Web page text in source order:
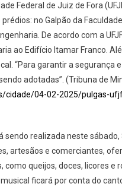
Federal de Juiz de Fora
no Galpão da
De acordo com a
ao Edifício Itamar Franco.
“Para garantir a
adotadas”. (Tribuna de
cidade/04-02-2025/pulgas-
sendo realizada neste
artesãos e comerciantes,
queijos, doces, licores
ficará por conta do